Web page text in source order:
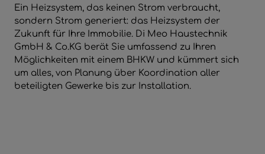
Ein Heizsystem, das keinen Strom verbraucht,
sondern Strom generiert: das Heizsystem der
Zukunft für Ihre Immobilie. Di Meo Haustechnik
GmbH & Co.KG berät Sie umfassend zu Ihren
Möglichkeiten mit einem BHKW und kümmert sich
um alles, von Planung über Koordination aller
beteiligten Gewerke bis zur Installation.
schließen